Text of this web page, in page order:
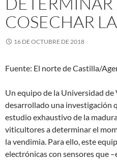
COSECHAR
16 DE OCTUBRE DE 2018
Fuente: El norte de Castilla/
Un equipo de la Universidad de
desarrollado una investigación
estudio exhaustivo de la
viticultores a determinar el
la vendimia. Para ello, este
electrónicas con sensores que